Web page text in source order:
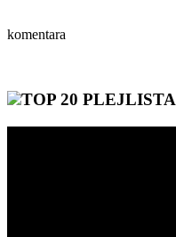
komentara
TOP 20 PLEJLISTA